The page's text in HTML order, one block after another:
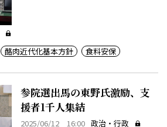
酪肉近代化基本方針 食料安保
参院選出馬の東野氏激励、支
援者1千人集結
2025/06/12 16:00 政治・行政